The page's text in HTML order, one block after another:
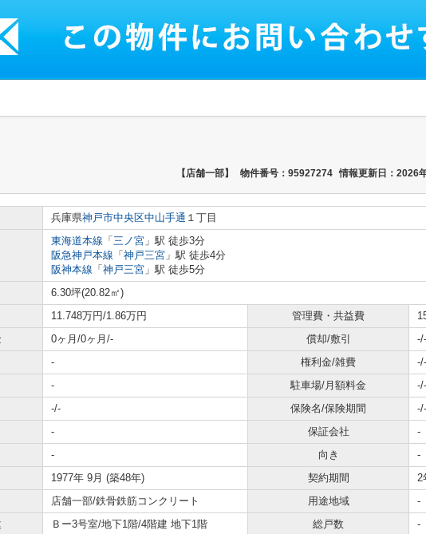
【店舗一部】 物件番号：95927274 情報更新日：2026
兵庫県神戸市中央区中山手通 １丁目
東海道本線 「 三ノ宮 」駅 徒歩3分
阪急神戸本線 「 神戸三宮 」駅 徒歩4分
阪神本線 「 神戸三宮 」駅 徒歩5分
6.30坪(20.82㎡)
11.748万円/1.86万円 管理費・共益費
0ヶ月/0ヶ月/- 償却/敷引
-/-
- 権利金/雑費
-/-
- 駐車場/月額料金
-/-
-/- 保険名/保険期間
-/-
- 保証会社
-
- 向き
-
1977年 9月 (築48年) 契約期間
2
店舗一部/鉄骨鉄筋コンクリート 用途地域
-
Ｂー3号室/地下1階/4階建 地下1階 総戸数
-